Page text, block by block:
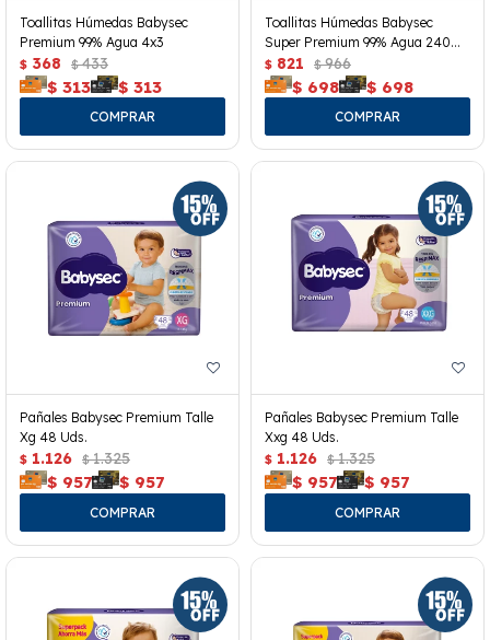
Toallitas Húmedas Babysec
Premium 99% Agua 4x3
$ 368 $ 433
$ 313 $ 313
Toallitas Húmedas Babysec
Super Premium 99% Agua 240
Uds.
$ 821 $ 966
$ 698 $ 698
Pañales Babysec Premium Talle
Xg 48 Uds.
$ 1.126 $ 1.325
$ 957 $ 957
Pañales Babysec Premium Talle
Xxg 48 Uds.
$ 1.126 $ 1.325
$ 957 $ 957